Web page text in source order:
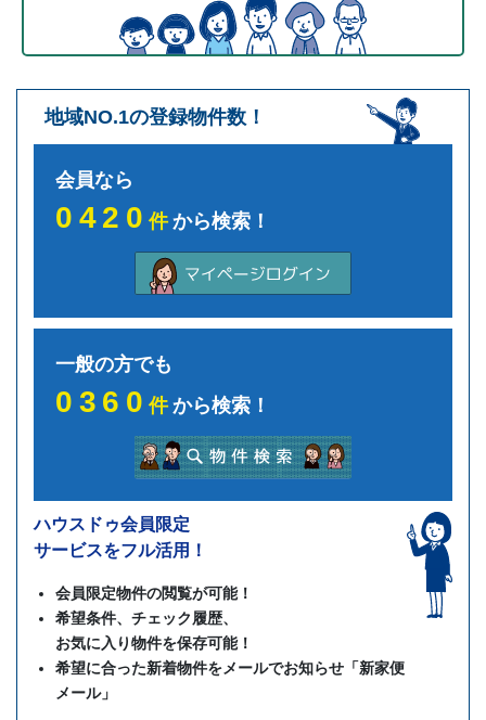
地域NO.1の登録物件数！
会員なら
0420件から検索！
一般の方でも
0360件から検索！
ハウスドゥ会員限定
サービスをフル活用！
会員限定物件の閲覧が可能！
希望条件、チェック履歴、
お気に入り物件を保存可能！
希望に合った新着物件をメールでお知らせ「新家便
メール」